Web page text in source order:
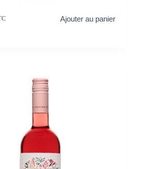
Ajouter au panier